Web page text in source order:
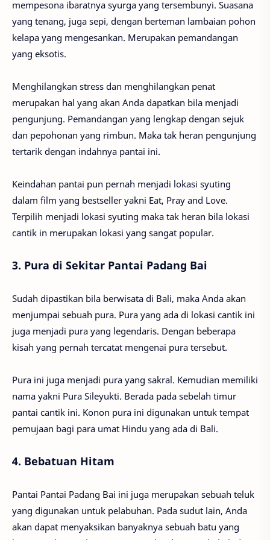
mempesona ibaratnya syurga yang tersembunyi. Suasana
yang tenang, juga sepi, dengan berteman lambaian pohon
kelapa yang mengesankan. Merupakan pemandangan
yang eksotis.
Menghilangkan stress dan menghilangkan penat
merupakan hal yang akan Anda dapatkan bila menjadi
pengunjung. Pemandangan yang lengkap dengan sejuk
dan pepohonan yang rimbun. Maka tak heran pengunjung
tertarik dengan indahnya pantai ini.
Keindahan pantai pun pernah menjadi lokasi syuting
dalam film yang bestseller yakni Eat, Pray and Love.
Terpilih menjadi lokasi syuting maka tak heran bila lokasi
cantik in merupakan lokasi yang sangat popular.
3. Pura di Sekitar Pantai Padang Bai
Sudah dipastikan bila berwisata di Bali, maka Anda akan
menjumpai sebuah pura. Pura yang ada di lokasi cantik ini
juga menjadi pura yang legendaris. Dengan beberapa
kisah yang pernah tercatat mengenai pura tersebut.
Pura ini juga menjadi pura yang sakral. Kemudian memiliki
nama yakni Pura Sileyukti. Berada pada sebelah timur
pantai cantik ini. Konon pura ini digunakan untuk tempat
pemujaan bagi para umat Hindu yang ada di Bali.
4. Bebatuan Hitam
Pantai Pantai Padang Bai ini juga merupakan sebuah teluk
yang digunakan untuk pelabuhan. Pada sudut lain, Anda
akan dapat menyaksikan banyaknya sebuah batu yang